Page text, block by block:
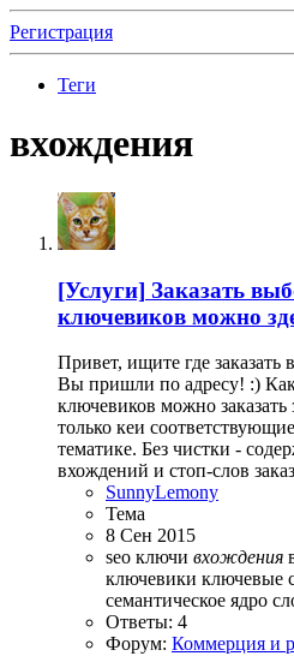
Регистрация
Теги
вхождения
[Услуги] Заказать
ключевиков можно
Привет, ищите где заказать
Вы пришли по адресу! :)
ключевиков можно заказать
только кеи
тематике. Без чистки -
вхождений и стоп-слов
SunnyLemony
Тема
8 Сен 2015
seo ключи вхождения
ключевики ключевые
семантическое ядро
Ответы: 4
Форум: Коммерция и